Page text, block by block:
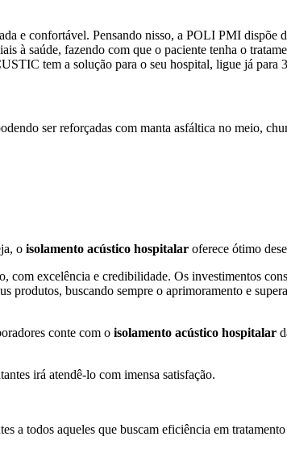
e confortável. Pensando nisso, a POLI PMI dispõe
à saúde, fazendo com que o paciente tenha o
tem a solução para o seu hospital, ligue já para
ser reforçadas com manta asfáltica no meio,
o isolamento acústico hospitalar oferece ótimo
excelência e credibilidade. Os investimentos
buscando sempre o aprimoramento e
conte com o isolamento acústico hospitalar
irá atendê-lo com imensa satisfação.
a todos aqueles que buscam eficiência em